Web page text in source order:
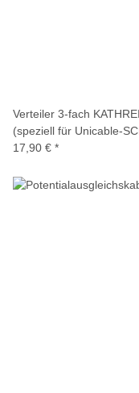
Verteiler 3-fach
(speziell für Unicable-
17,90 € *